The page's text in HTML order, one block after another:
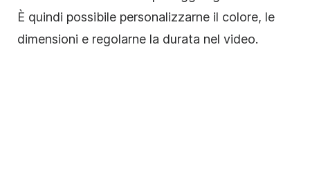
È quindi possibile personalizzarne il colore, le
dimensioni e regolarne la durata nel video.